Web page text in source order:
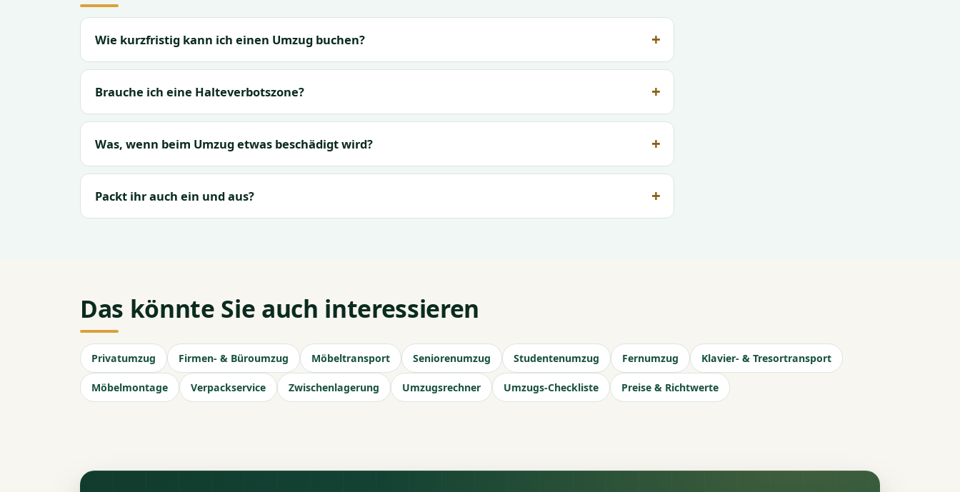
Wie kurzfristig kann ich einen Umzug buchen?
Brauche ich eine Halteverbotszone?
Was, wenn beim Umzug etwas beschädigt wird?
Packt ihr auch ein und aus?
Das könnte Sie auch interessieren
Privatumzug Firmen- & Büroumzug Möbeltransport Seniorenumzug Studentenumzug Fernumzug Klavier- & Tresortransport
Möbelmontage Verpackservice Zwischenlagerung Umzugsrechner Umzugs-Checkliste Preise & Richtwerte